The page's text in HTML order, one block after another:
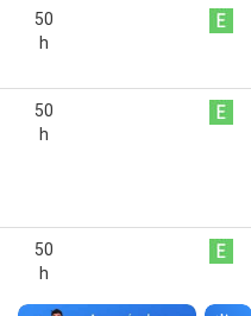
50
h
50
h
50
h